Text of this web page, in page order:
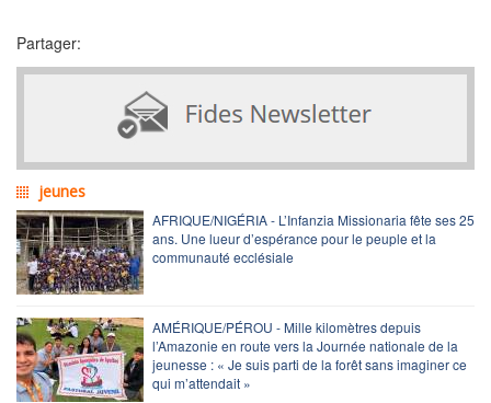
Partager:
jeunes
AFRIQUE/NIGÉRIA - L’Infanzia Missionaria fête ses 25
ans. Une lueur d’espérance pour le peuple et la
communauté ecclésiale
AMÉRIQUE/PÉROU - Mille kilomètres depuis
l’Amazonie en route vers la Journée nationale de la
jeunesse : « Je suis parti de la forêt sans imaginer ce
qui m’attendait »